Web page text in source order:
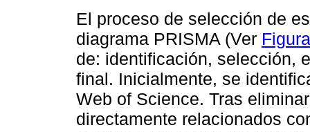
El proceso de selección de
diagrama PRISMA (Ver
de: identificación, selección,
final. Inicialmente, se
Web of Science. Tras
directamente relacionados